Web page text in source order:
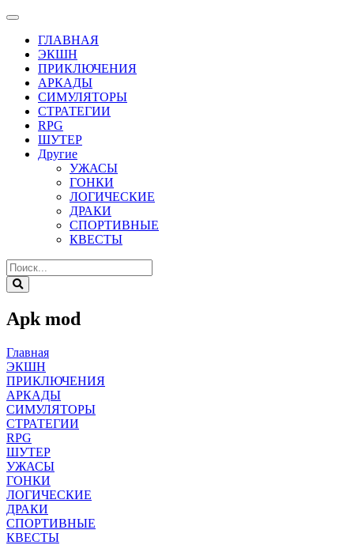
ГЛАВНАЯ
ЭКШН
ПРИКЛЮЧЕНИЯ
АРКАДЫ
СИМУЛЯТОРЫ
СТРАТЕГИИ
RPG
ШУТЕР
Другие
УЖАСЫ
ГОНКИ
ЛОГИЧЕСКИЕ
ДРАКИ
СПОРТИВНЫЕ
КВЕСТЫ
Apk mod
Главная
ЭКШН
ПРИКЛЮЧЕНИЯ
АРКАДЫ
СИМУЛЯТОРЫ
СТРАТЕГИИ
RPG
ШУТЕР
УЖАСЫ
ГОНКИ
ЛОГИЧЕСКИЕ
ДРАКИ
СПОРТИВНЫЕ
КВЕСТЫ